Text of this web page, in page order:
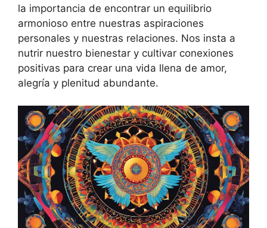
la importancia de encontrar un equilibrio
armonioso entre nuestras aspiraciones
personales y nuestras relaciones. Nos insta a
nutrir nuestro bienestar y cultivar conexiones
positivas para crear una vida llena de amor,
alegría y plenitud abundante.